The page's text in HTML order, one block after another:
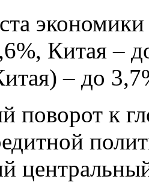
Китая –
– до
поворот к